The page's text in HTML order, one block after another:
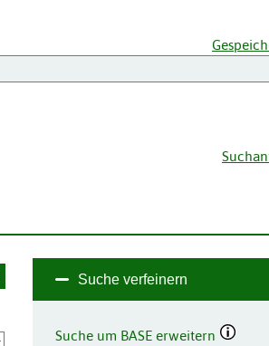
Suche verfeinern
Suche um BASE erweitern